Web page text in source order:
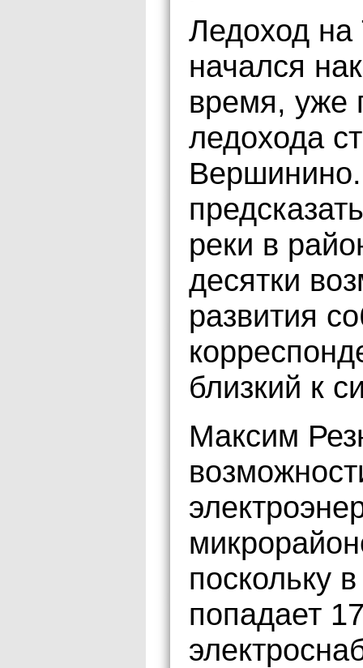
Ледоход на
начался
время, уже
ледохода
реки в
десятки
развития
близкий к
Максим
поскольку
попадает